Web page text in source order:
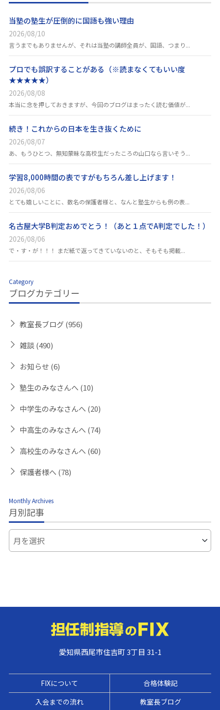
当塾の塾生が圧倒的に国語も強い理由
2026/08/10
言うまでもありませんが、それは当塾の講師全員が、国語、つまり...
プロでも誤訳することがある（※読まなくてもいい度
★★★★★）
2026/08/08
本当に念を押しておきますが、今回のブログはまったく読む価値が...
続き！これからの日本を生き抜くために
2026/08/07
あ、もうひとつ、無知蒙昧な高校生だったころの山口なら言いそう...
学習8,000時間の表ですがもちろん差し上げます！
2026/08/06
とても嬉しいことに、数名の保護者様と、なんと塾生からも例の表...
名古屋大学B判定おめでとう！（あと１点でA判定でした！）
2026/08/06
で・す・が！！！ まだ紙で返ってきていないのと、そもそも掲載...
Category
ブログカテゴリー
教室長ブログ(956)
雑談(490)
お知らせ (6)
塾生のみなさんへ (10)
中学生のみなさんへ (20)
中高生のみなさんへ (74)
高校生のみなさんへ (60)
保護者様へ (78)
Monthly Archives
月別記事
愛知県西尾市住吉町 3丁目 31-1
FIXについて
合格体験記
入会までの流れ
教室長ブログ